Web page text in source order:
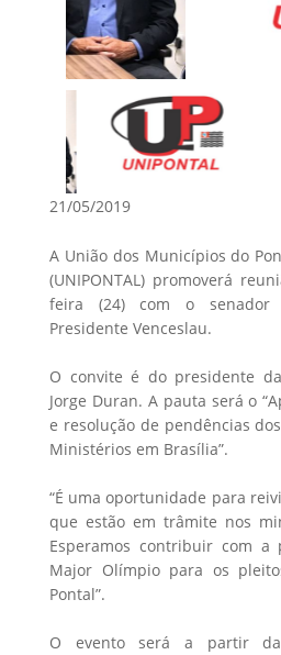
21/05/2019
A União dos Municípios do
(UNIPONTAL) promoverá
feira (24) com o senador
Presidente Venceslau.
O convite é do presidente
Jorge Duran. A pauta será o
e resolução de pendências
Ministérios em Brasília”.
“É uma oportunidade para
que estão em trâmite nos
Esperamos contribuir com a
Major Olímpio para os
Pontal”.
O evento será a partir